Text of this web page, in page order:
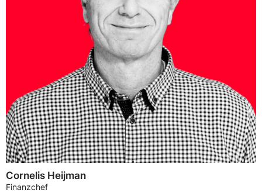
Cornelis Heijman
Finanzchef